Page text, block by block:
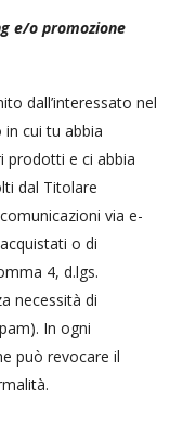
e/o promozione
dall’interessato nel
cui tu abbia
prodotti e ci abbia
dal Titolare
via e-
o di
4, d.lgs.
necessità di
In ogni
può revocare il